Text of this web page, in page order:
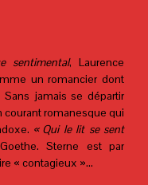
sentimental, Laurence
un romancier dont
jamais se départir
courant romanesque qui
« Qui le lit se sent
Sterne est par
« contagieux »…